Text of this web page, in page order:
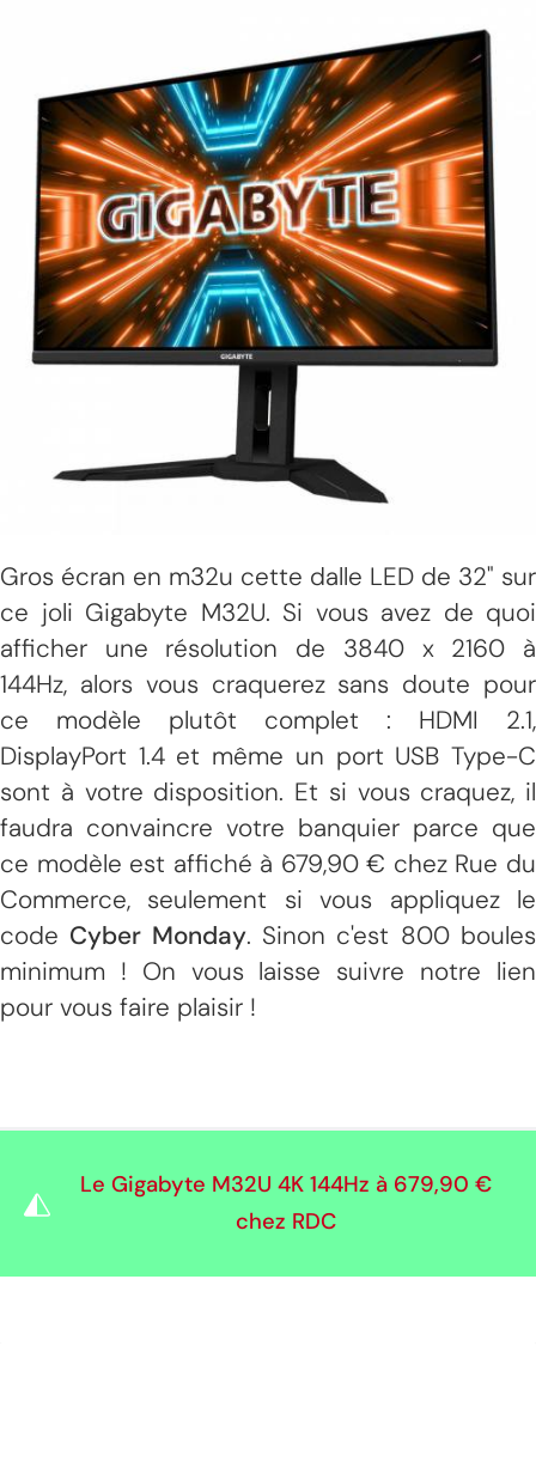
Gros écran en m32u cette dalle LED de 32" sur
ce joli Gigabyte M32U. Si vous avez de quoi
afficher une résolution de 3840 x 2160 à
144Hz, alors vous craquerez sans doute pour
ce modèle plutôt complet : HDMI 2.1,
DisplayPort 1.4 et même un port USB Type-C
sont à votre disposition. Et si vous craquez, il
faudra convaincre votre banquier parce que
ce modèle est affiché à 679,90 € chez Rue du
Commerce, seulement si vous appliquez le
code Cyber Monday. Sinon c'est 800 boules
minimum ! On vous laisse suivre notre lien
pour vous faire plaisir !
Le Gigabyte M32U 4K 144Hz à 679,90 €
chez RDC